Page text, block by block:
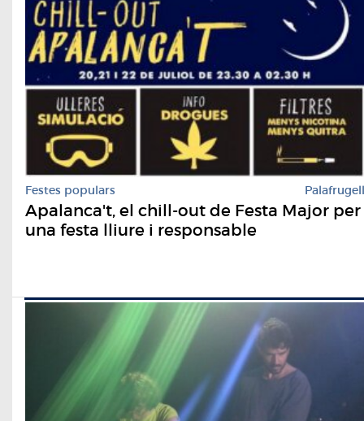
Festes populars Palafrugell
Apalanca't, el chill-out de Festa Major per
una festa lliure i responsable